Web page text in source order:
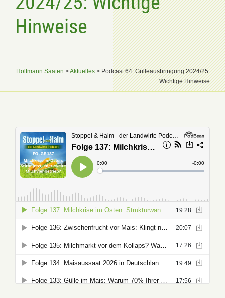
Hinweise
Holtmann Saaten>Aktuelles>Podcast 64: Gülleausbringung 2024/25:
Wichtige Hinweise